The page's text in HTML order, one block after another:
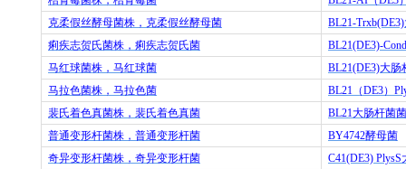
克柔假丝酵母菌株，克柔假丝酵母菌
BL21-Trxb(DE3)
痢疾志贺氏菌株，痢疾志贺氏菌
BL21(DE3)-
马红球菌株，马红球菌
BL21(DE3)大肠
马拉色菌株，马拉色菌
BL21 （DE3）
裴氏着色真菌株，裴氏着色真菌
BL21大肠杆菌
普通变形杆菌株，普通变形杆菌
BY4742酵母菌
奇异变形杆菌株，奇异变形杆菌
C41(DE3) PlysS